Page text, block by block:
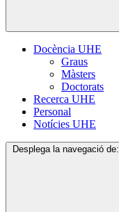
Docència UHE
Graus
Màsters
Doctorats
Recerca UHE
Personal
Notícies UHE
Desplega la navegació de: